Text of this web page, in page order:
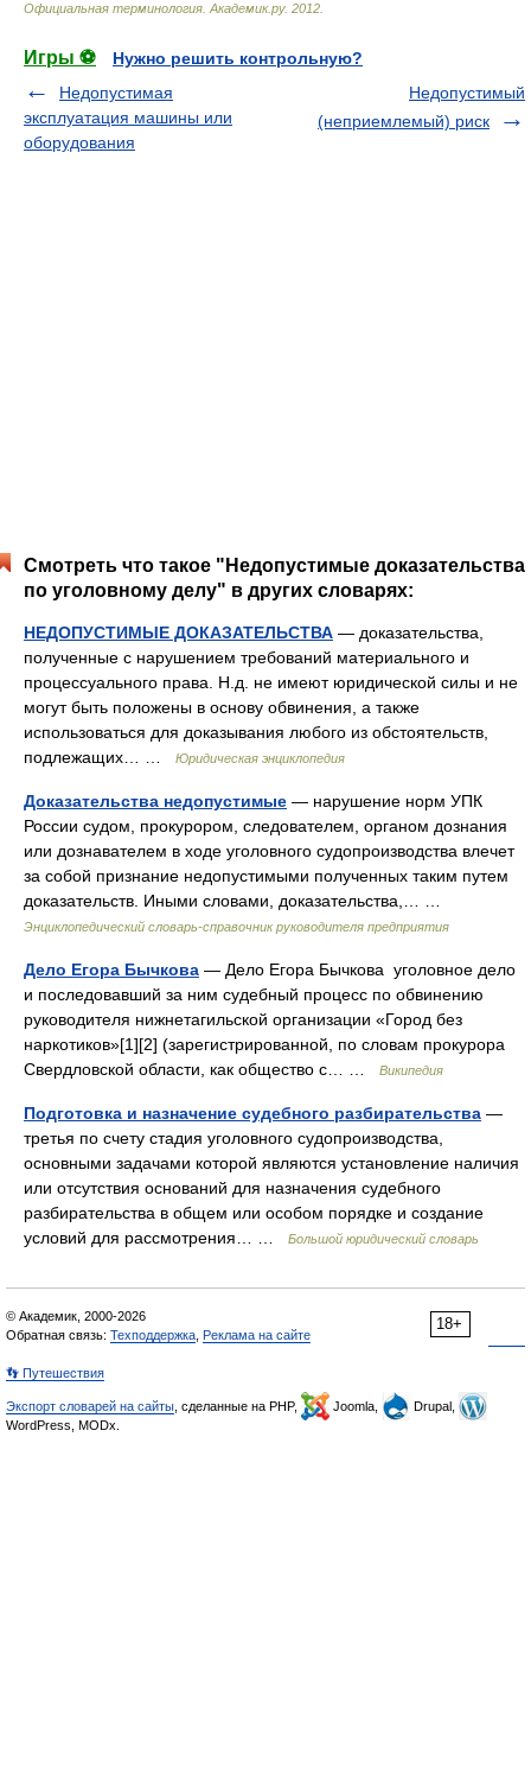
Официальная терминология Академик.ру. 2012
Игры ⚽
Нужно решить контрольную?
Недопустимая
эксплуатация машины или
оборудования
Недопустимый
(неприемлемый) риск
Смотреть что такое "Недопустимые доказательства
по уголовному делу" в других словарях:
НЕДОПУСТИМЫЕ ДОКАЗАТЕЛЬСТВА — доказательства,
полученные с нарушением требований материального и
процессуального права. Н.д. не имеют юридической силы и не
могут быть положены в основу обвинения, а также
использоваться для доказывания любого из обстоятельств,
подлежащих… …
Юридическая энциклопедия
Доказательства недопустимые — нарушение норм УПК
России судом, прокурором, следователем, органом дознания
или дознавателем в ходе уголовного судопроизводства влечет
за собой признание недопустимыми полученных таким путем
доказательств. Иными словами, доказательства,… …
Энциклопедический словарь-справочник руководителя предприятия
Дело Егора Бычкова — Дело Егора Бычкова уголовное дело
и последовавший за ним судебный процесс по обвинению
руководителя нижнетагильской организации «Город без
наркотиков»[1][2] (зарегистрированной, по словам прокурора
Свердловской области, как общество с… …
Википедия
Подготовка и назначение судебного разбирательства —
третья по счету стадия уголовного судопроизводства,
основными задачами которой являются установление наличия
или отсутствия оснований для назначения судебного
разбирательства в общем или особом порядке и создание
условий для рассмотрения… …
Большой юридический словарь
18+
© Академик, 2000-2026
Обратная связь: Техподдержка Реклама на сайте
👣 Путешествия
Экспорт словарей на сайты , сделанные на PHP, Joomla,
Drupal,
WordPress, MODx.